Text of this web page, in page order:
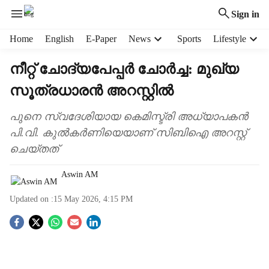
Sign in
Home English E-Paper News Sports Lifestyle
നീറ്റ് ചോദ്യപേപ്പർ ചോർച്ച: മുഖ‍്യ
സൂത്രധാരൻ അറസ്റ്റിൽ
പുനെ സ്വദേശിയായ കെമിസ്ട്രി അധ‍്യാപകൻ
പി.വി. കുൽകർണിയെയാണ് സിബിഐ അറസ്റ്റ്
ചെയ്തത്
Aswin AM
Updated on :15 May 2026, 4:15 PM
S